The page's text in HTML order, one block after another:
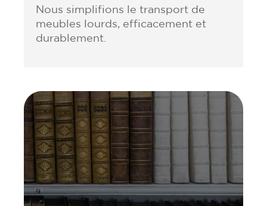
Nous simplifions le transport de
meubles lourds, efficacement et
durablement.